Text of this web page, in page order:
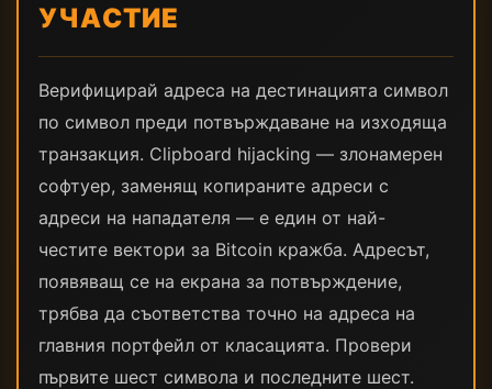
УЧАСТИЕ
Верифицирай адреса на дестинацията символ
по символ преди потвърждаване на изходяща
транзакция. Clipboard hijacking — злонамерен
софтуер, заменящ копираните адреси с
адреси на нападателя — е един от най-
честите вектори за Bitcoin кражба. Адресът,
появяващ се на екрана за потвърждение,
трябва да съответства точно на адреса на
главния портфейл от класацията. Провери
първите шест символа и последните шест.